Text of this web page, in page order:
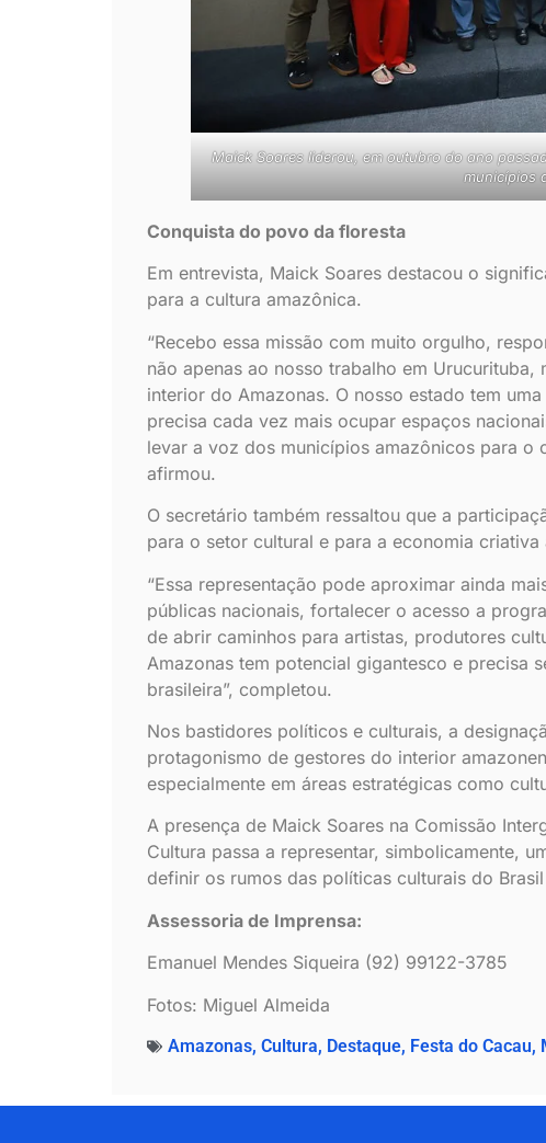
Maick Soares liderou, em outubro do ano
municípios
Conquista do povo da floresta
Em entrevista, Maick Soares destacou o
para a cultura amazônica.
“Recebo essa missão com muito orgulho,
não apenas ao nosso trabalho em
interior do Amazonas. O nosso estado tem
precisa cada vez mais ocupar espaços
levar a voz dos municípios amazônicos para o
afirmou.
O secretário também ressaltou que a
para o setor cultural e para a economia criativa
“Essa representação pode aproximar ainda
públicas nacionais, fortalecer o acesso a
de abrir caminhos para artistas, produtores
Amazonas tem potencial gigantesco e precisa
brasileira”, completou.
Nos bastidores políticos e culturais, a
protagonismo de gestores do interior
especialmente em áreas estratégicas como
A presença de Maick Soares na Comissão
Cultura passa a representar, simbolicamente,
definir os rumos das políticas culturais do
Assessoria de Imprensa:
Emanuel Mendes Siqueira (92) 99122-3785
Fotos: Miguel Almeida
Amazonas, Cultura, Destaque, Festa do Cacau,